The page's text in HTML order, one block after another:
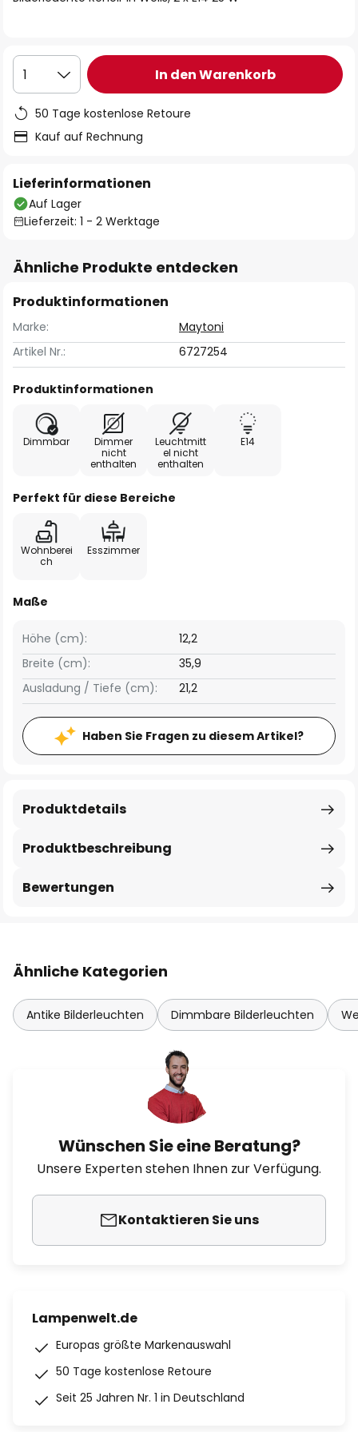
1 In den Warenkorb
50 Tage kostenlose Retoure
Kauf auf Rechnung
Lieferinformationen
Auf Lager
Lieferzeit: 1 - 2 Werktage
Ähnliche Produkte entdecken
Produktinformationen
Marke:
Maytoni
Artikel Nr.:
6727254
Produktinformationen
Dimmbar
Dimmer
nicht
enthalten
Leuchtmitt
el nicht
enthalten
E14
Perfekt für diese Bereiche
Wohnberei
ch
Esszimmer
Maße
Breite (cm): 35,9
Höhe (cm): 12,2
Ausladung / Tiefe (cm): 21,2
Haben Sie Fragen zu diesem Artikel?
Produktbeschreibung
Produktdetails
Bewertungen
Ähnliche Kategorien
Antike Bilderleuchten Dimmbare Bilderleuchten
Wünschen Sie eine Beratung?
Unsere Experten stehen Ihnen zur Verfügung.
Kontaktieren Sie uns
Lampenwelt.de
Europas größte Markenauswahl
50 Tage kostenlose Retoure
Seit 25 Jahren Nr. 1 in Deutschland